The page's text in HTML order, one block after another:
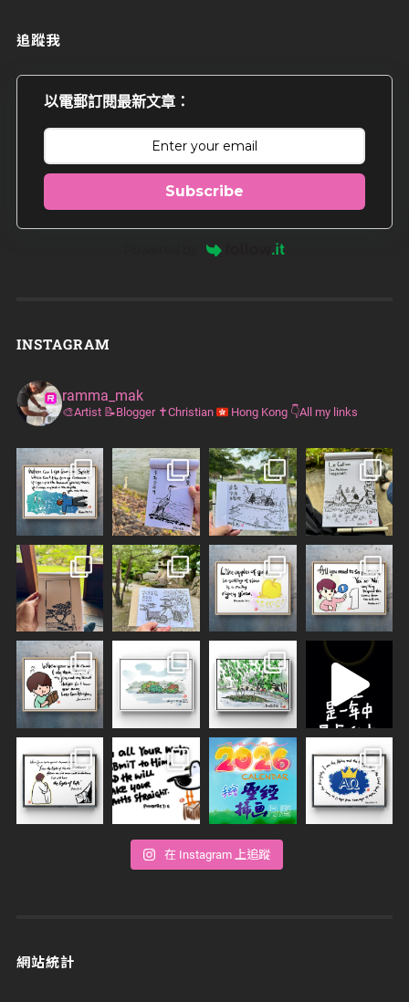
追蹤我
以電郵訂閱最新文章：
Subscribe
INSTAGRAM
ramma_mak
🎨Artist📝Blogger✝️Christian Hong Kong👇All my links
在 Instagram 上追蹤
網站統計